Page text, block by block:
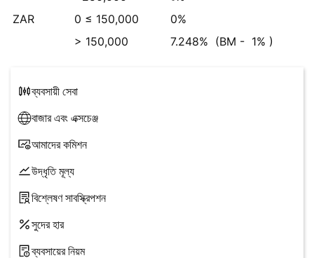
ZAR
0 ≤ 150,000
0%
> 150,000
7.248% (BM - 1% )
ব্যবসায়ী সেবা
বাজার এবং এক্সচেঞ্জ
আমাদের কমিশন
উদ্ধৃতি মূল্য
বিশ্লেষণ সাবস্ক্রিপশন
সুদের হার
ব্যবসায়ের নিয়ম